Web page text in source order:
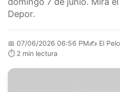
Depor.
📅 07/06/2026 06:56 PM✍️ El
⏱️ 2 min lectura